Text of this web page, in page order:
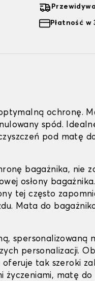
Płatność
ochronę.
spód.
pod matę
bagażnika, nie
osłony
tej często
Mata do
spersonalizowaną
personalizacji.
tak szeroki
życzeniami, matę do